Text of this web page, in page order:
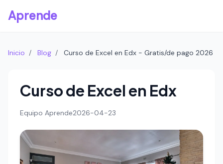
Aprende
Inicio / Blog / Curso de Excel en Edx - Gratis/de pago 2026
Curso de Excel en Edx
Equipo Aprende2026-04-23